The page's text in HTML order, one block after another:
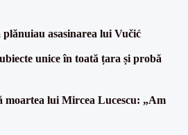
asasinarea lui Vučić
unice în toată țara și probă
moartea lui Mircea Lucescu: „Am